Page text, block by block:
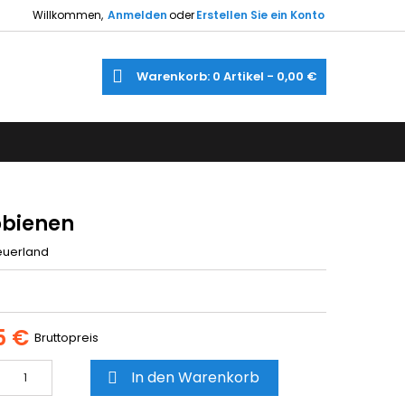
Willkommen, AnmeldenoderErstellen Sie ein Konto
Warenkorb 0 Artikel - 0,00 €
€ Bruttopreis
 In den Warenkorb